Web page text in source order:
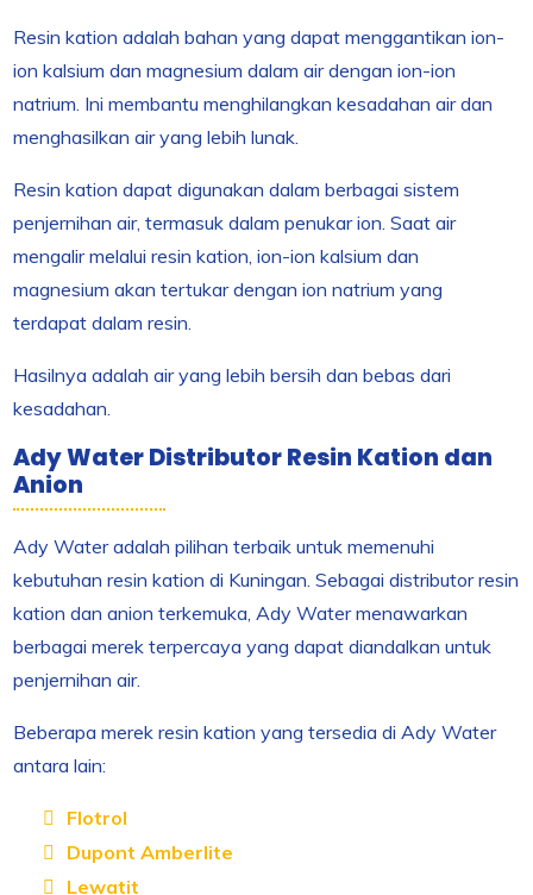
Resin kation adalah bahan yang dapat menggantikan ion-
ion kalsium dan magnesium dalam air dengan ion-ion
natrium. Ini membantu menghilangkan kesadahan air dan
menghasilkan air yang lebih lunak.
Resin kation dapat digunakan dalam berbagai sistem
penjernihan air, termasuk dalam penukar ion. Saat air
mengalir melalui resin kation, ion-ion kalsium dan
magnesium akan tertukar dengan ion natrium yang
terdapat dalam resin.
Hasilnya adalah air yang lebih bersih dan bebas dari
kesadahan.
Ady Water Distributor Resin Kation dan
Anion
Ady Water adalah pilihan terbaik untuk memenuhi
kebutuhan resin kation di Kuningan. Sebagai distributor resin
kation dan anion terkemuka, Ady Water menawarkan
berbagai merek terpercaya yang dapat diandalkan untuk
penjernihan air.
Beberapa merek resin kation yang tersedia di Ady Water
antara lain:
Flotrol
Dupont Amberlite
Lewatit